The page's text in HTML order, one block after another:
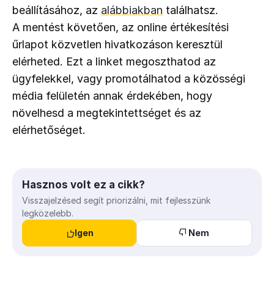
beállításához, az alábbiakban találhatsz.
A mentést követően, az online értékesítési
űrlapot közvetlen hivatkozáson keresztül
elérheted. Ezt a linket megoszthatod az
ügyfelekkel, vagy promotálhatod a közösségi
média felületén annak érdekében, hogy
növelhesd a megtekintettséget és az
elérhetőséget.
Hasznos volt ez a cikk?
Visszajelzésed segít priorizálni, mit fejlesszünk
legközelebb.
Igen
Nem